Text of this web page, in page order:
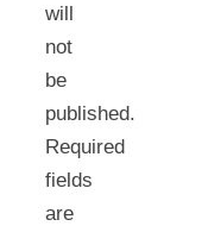
will
not
be
published.
Required
fields
are